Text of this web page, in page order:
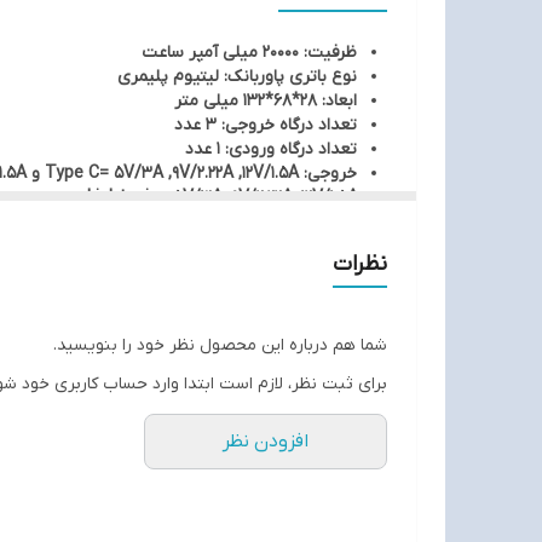
ظرفیت: 20000 میلی آمپر ساعت
نوع باتری پاوربانک: لیتیوم پلیمری
ابعاد: 28*68*132 میلی متر
تعداد درگاه خروجی: 3 عدد
تعداد درگاه ورودی: 1 عدد
خروجی: Type C= 5V/3A ,9V/2.22A ,12V/1.5A و USB= 5V/3A , 10V/2.25A , 12V/1.5A و
Lightnnig= 5V/3A ,9V/2.22A ,12V/1.5A
تکنولوژی سوپر فست شارژ
امکان شارژ کردن (با شدت‌جریان 2.0 آمپر و بالاتر)
وزن: 400 گرم
نظرات
شما هم درباره این محصول نظر خود را بنویسید.
برای ثبت نظر، لازم است ابتدا وارد حساب کاربری خود
افزودن نظر